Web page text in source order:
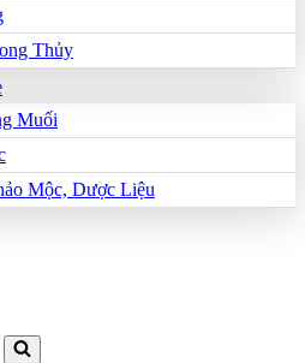
Thủy
Muối
Mộc, Dược Liệu